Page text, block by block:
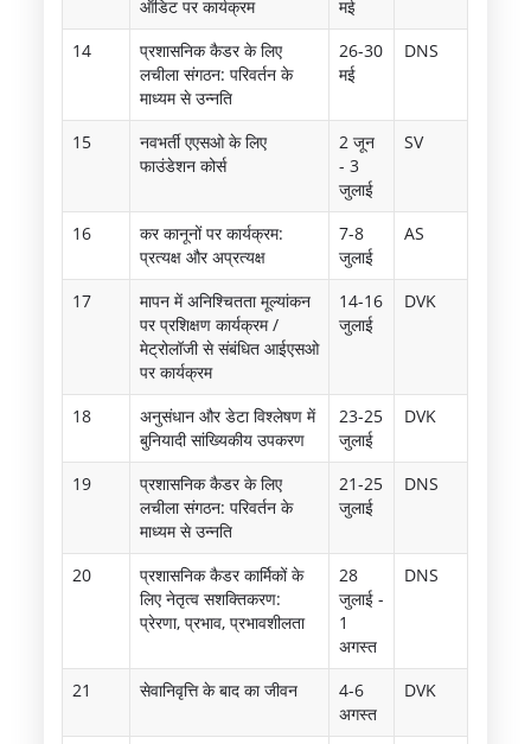
ऑडिट पर कार्यक्रम
मई
14
प्रशासनिक कैडर के लिए
लचीला संगठन: परिवर्तन के
माध्यम से उन्नति
26-30
मई
DNS
15
नवभर्ती एएसओ के लिए
फाउंडेशन कोर्स
2 जून
- 3
जुलाई
SV
16
कर कानूनों पर कार्यक्रम:
प्रत्यक्ष और अप्रत्यक्ष
7-8
जुलाई
AS
17
मापन में अनिश्चितता मूल्यांकन
पर प्रशिक्षण कार्यक्रम /
मेट्रोलॉजी से संबंधित आईएसओ
पर कार्यक्रम
14-16
जुलाई
DVK
18
अनुसंधान और डेटा विश्लेषण में
बुनियादी सांख्यिकीय उपकरण
23-25
जुलाई
DVK
19
प्रशासनिक कैडर के लिए
लचीला संगठन: परिवर्तन के
माध्यम से उन्नति
21-25
जुलाई
DNS
20
प्रशासनिक कैडर कार्मिकों के
लिए नेतृत्व सशक्तिकरण:
प्रेरणा, प्रभाव, प्रभावशीलता
28
जुलाई -
1
अगस्त
DNS
21 सेवानिवृत्ति के बाद का जीवन
4-6
अगस्त
DVK